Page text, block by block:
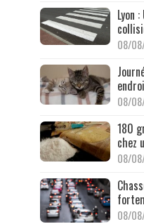
Lyon
08/
08/
180
chez
08/
08/